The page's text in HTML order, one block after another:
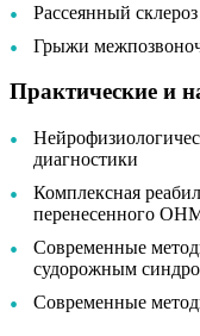
Рассеянный склероз
Грыжи
Практические и
диагностики
Комплексная
перенесенного
Современные
судорожным
Современные